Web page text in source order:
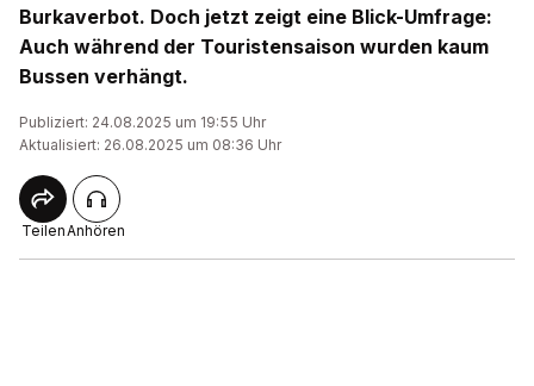
Burkaverbot. Doch jetzt zeigt eine Blick-Umfrage:
Auch während der Touristensaison wurden kaum
Bussen verhängt.
Publiziert: 24.08.2025 um 19:55 Uhr
Aktualisiert: 26.08.2025 um 08:36 Uhr
TeilenAnhören